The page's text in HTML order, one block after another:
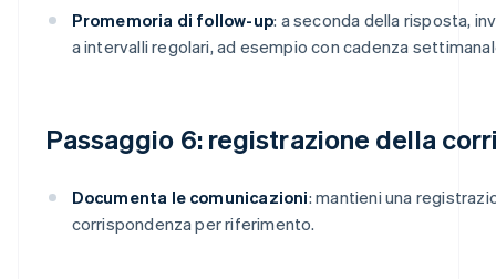
Promemoria di follow-up: a seconda della risposta,
a intervalli regolari, ad esempio con cadenza
Passaggio 6: registrazione della
Documenta le comunicazioni: mantieni una
corrispondenza per riferimento.